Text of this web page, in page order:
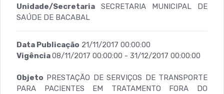
Unidade/Secretaria SECRETARIA MUNICIPAL DE
SAÚDE DE BACABAL
Data Publicação 21/11/2017 00:00:00
Vigência08/11/2017 00:00:00 - 31/12/2017 00:00:00
Objeto PRESTAÇÃO DE SERVIÇOS DE TRANSPORTE
PARA PACIENTES EM TRATAMENTO FORA DO